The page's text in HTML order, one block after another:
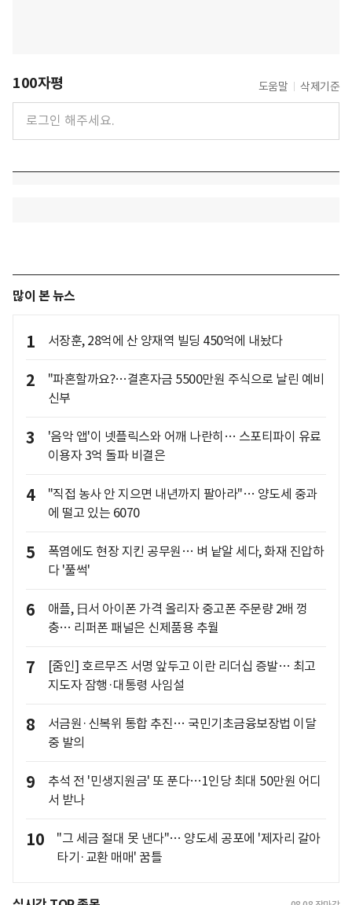
100자평 도움말 삭제기준
많이 본 뉴스
1 서장훈, 28억에 산 양재역 빌딩 450억에 내놨다
2
"파혼할까요?…결혼자금 5500만원 주식으로 날린 예비
신부
3
'음악 앱'이 넷플릭스와 어깨 나란히… 스포티파이 유료
이용자 3억 돌파 비결은
4
"직접 농사 안 지으면 내년까지 팔아라"… 양도세 중과
에 떨고 있는 6070
5
폭염에도 현장 지킨 공무원… 벼 낱알 세다, 화재 진압하
다 '풀썩'
6
애플, 日서 아이폰 가격 올리자 중고폰 주문량 2배 껑
충… 리퍼폰 패널은 신제품용 추월
7
[줌인] 호르무즈 서명 앞두고 이란 리더십 증발… 최고
지도자 잠행·대통령 사임설
8
서금원·신복위 통합 추진… 국민기초금융보장법 이달
중 발의
9
추석 전 '민생지원금' 또 푼다…1인당 최대 50만원 어디
서 받나
10
"그 세금 절대 못 낸다"… 양도세 공포에 '제자리 갈아
타기·교환 매매' 꿈틀